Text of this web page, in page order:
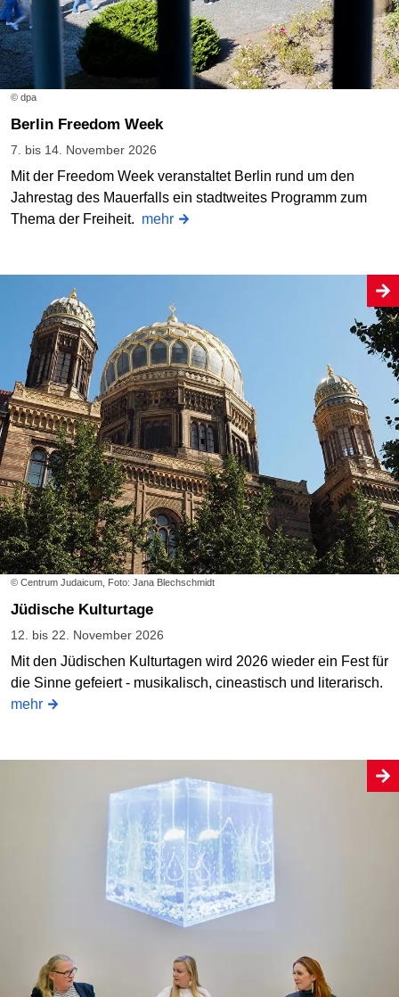
© dpa
Berlin Freedom Week
7. bis 14. November 2026
Mit der Freedom Week veranstaltet Berlin rund um den
Jahrestag des Mauerfalls ein stadtweites Programm zum
Thema der Freiheit. mehr
© Centrum Judaicum, Foto: Jana Blechschmidt
Jüdische Kulturtage
12. bis 22. November 2026
Mit den Jüdischen Kulturtagen wird 2026 wieder ein Fest für
die Sinne gefeiert - musikalisch, cineastisch und literarisch.
mehr